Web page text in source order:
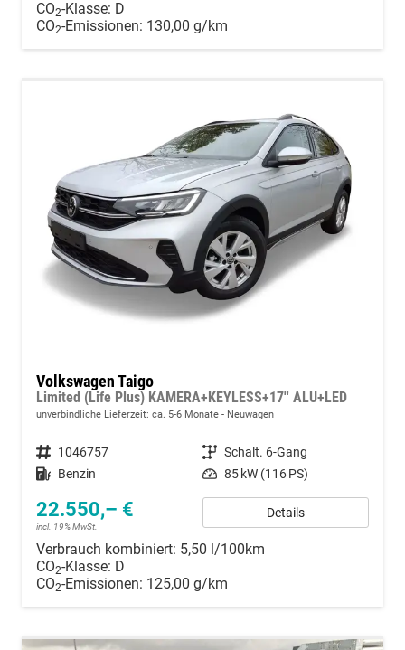
CO2-Klasse: D
CO2-Emissionen: 130,00 g/km
Volkswagen Taigo
Limited (Life Plus) KAMERA+KEYLESS+17'' ALU+LED
unverbindliche Lieferzeit: ca. 5-6 Monate Neuwagen
Fahrzeugnummer 1046757 Getriebe Schalt. 6-Gang
Kraftstoff Benzin Leistung 85 kW (116 PS)
22.550,– €
incl. 19% MwSt.
Details
Verbrauch kombiniert: 5,50 l/100km
CO2-Klasse: D
CO2-Emissionen: 125,00 g/km